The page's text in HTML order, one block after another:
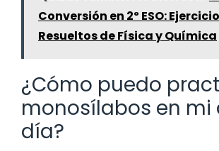
Conversión en 2º ESO:
Resueltos de Física y Química
¿Cómo puedo
monosílabos en mi
día?